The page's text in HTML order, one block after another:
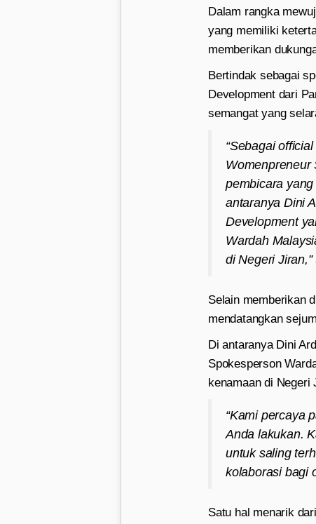
Dalam rangka
yang memiliki
memberikan
Bertindak sebagai
Development dari
semangat yang
“Sebagai
Womenpreneur
pembicara
antaranya Dini
Development
Wardah
di Negeri
Selain memberikan
mendatangkan
Di antaranya Dini
Spokesperson
kenamaan di Negeri
“Kami percaya
Anda lakukan.
untuk saling
kolaborasi bagi
Satu hal menarik